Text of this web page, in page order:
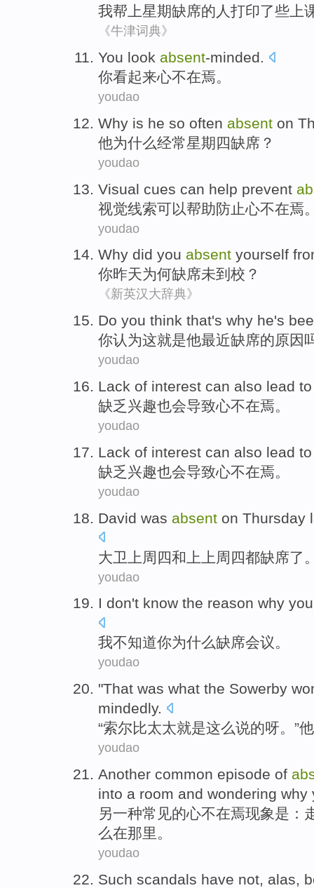
我帮 上星期缺席的 人 打印了些 上
《牛津词典》
You look absent-minded.
你看起来心不在焉。
youdao
Why is he so often absent on
他为什么经常星期四缺席 ？
youdao
Visual cues can help prevent
视觉线索可以帮助防止心不在焉
youdao
Why did you absent yourself
你昨天为何缺席未到校 ？
《新英汉大辞典》
Do you think that's why he's
你认为这就是他最近缺席的原因
youdao
Lack of interest can also lead to
缺乏 兴趣也会导致心不在焉。
youdao
Lack of interest can also lead to
缺乏 兴趣也会导致心不在焉。
youdao
David was absent on Thursday
大卫 上周四和 上 上周四都缺席了
youdao
I don't know the reason why you
我不知道你为什么缺席会议。
youdao
"That was what the Sowerby
mindedly.
“索尔比太太就是这么说的呀。”他
youdao
Another common episode of
into a room and wondering why
另一种常见的心不在焉现象是 ：
么在那里。
youdao
Such scandals have not, alas,